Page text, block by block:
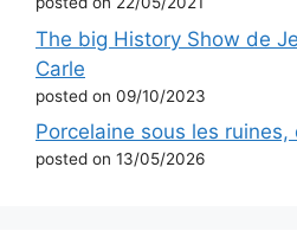
The big History Show de
Carle
posted on 09/10/2023
Porcelaine sous les ruines,
posted on 13/05/2026